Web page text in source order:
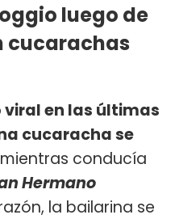
luego de
cucarachas
viral en las últimas
cucaracha se
mientras conducía
Hermano
la bailarina se